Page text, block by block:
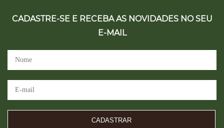
CADASTRE-SE E RECEBA AS NOVIDADES NO SEU
E-MAIL
CADASTRAR